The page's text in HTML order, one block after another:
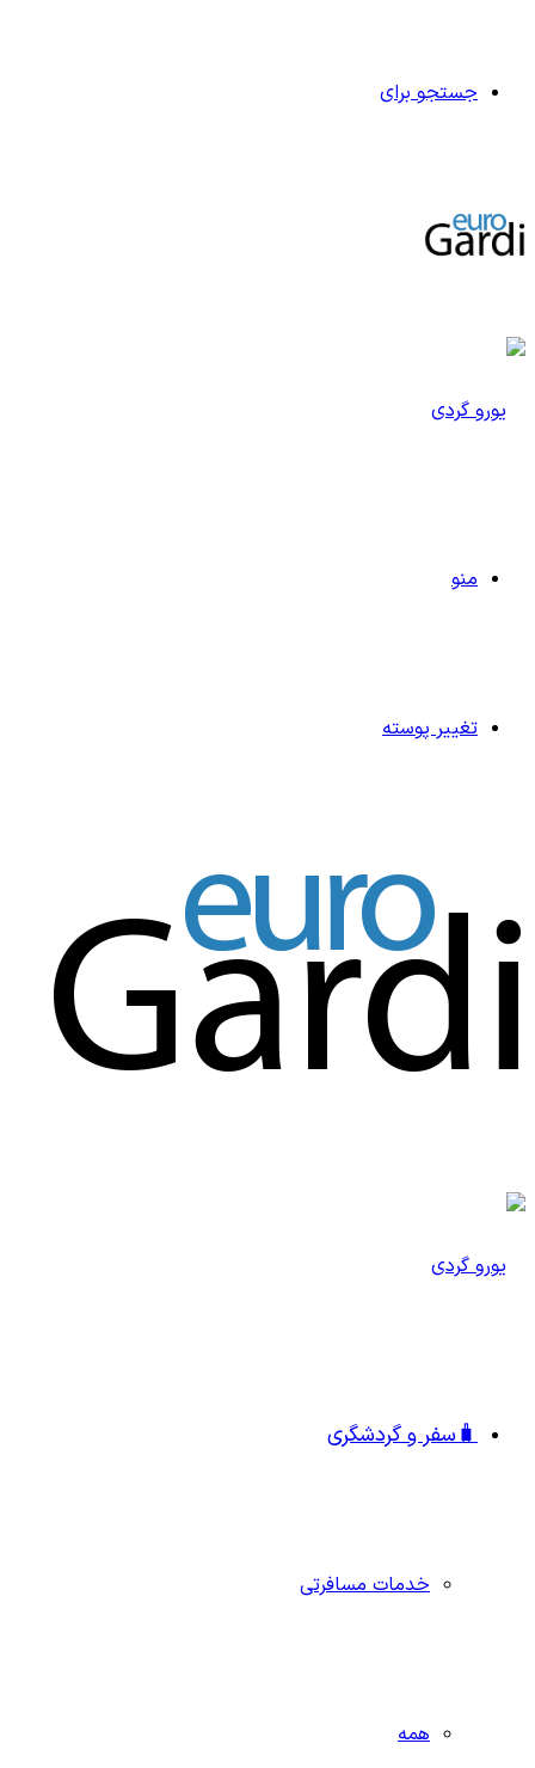
جستجو برای
منو
تغییر پوسته
🧳سفر و گردشگری
خدمات مسافرتی
همه